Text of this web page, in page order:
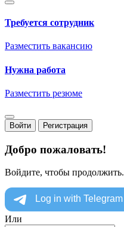
Требуется сотрудник
Разместить вакансию
Нужна работа
Разместить резюме
Войти Регистрация
Добро пожаловать!
Войдите, чтобы продолжить.
Или